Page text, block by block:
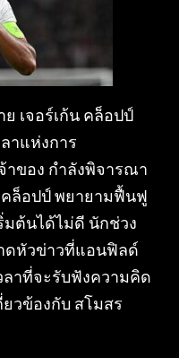
เจอร์เก้น คล็อปป์
าแห่งการ
าของ กําลังพิจารณา
คล็อปป์ พยายามฟื้นฟู
มต้นได้ไม่ดี นักช่วง
ดหัวข่าวที่แอนฟิลด์
ลาที่จะรับฟังความคิด
วข้องกับ สโมสร